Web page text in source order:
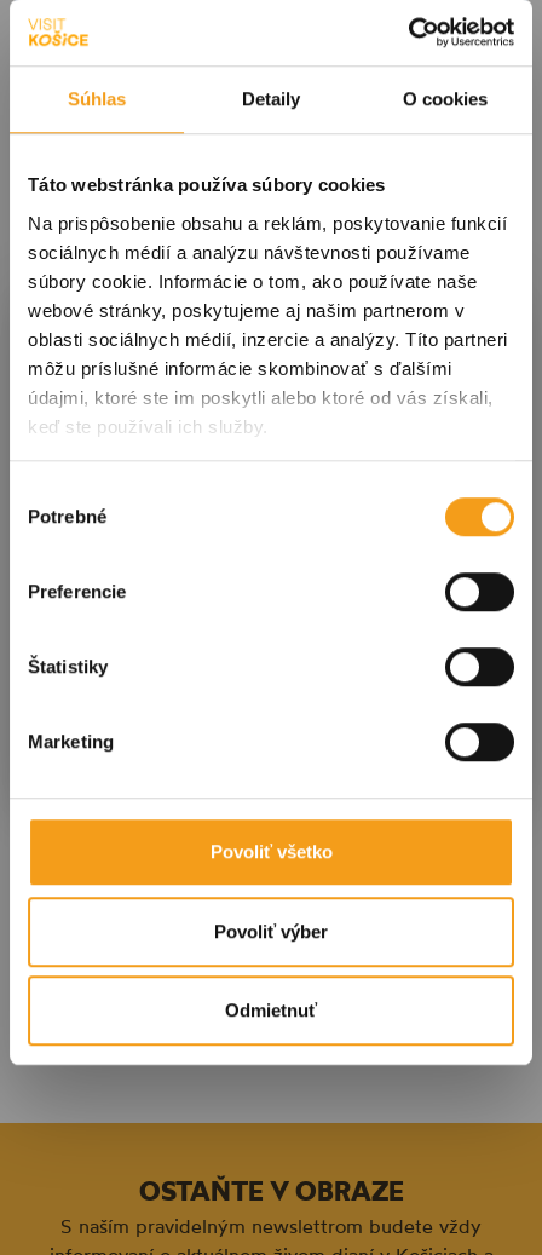
Súhlas Detaily O cookies
Táto webstránka používa súbory cookies
Na prispôsobenie obsahu a reklám, poskytovanie funkcií
sociálnych médií a analýzu návštevnosti používame
súbory cookie. Informácie o tom, ako používate naše
webové stránky, poskytujeme aj našim partnerom v
oblasti sociálnych médií, inzercie a analýzy. Títo partneri
môžu príslušné informácie skombinovať s ďalšími
údajmi, ktoré ste im poskytli alebo ktoré od vás získali,
keď ste používali ich služby.
súhlasu
Potrebné
Preferencie
Štatistiky
Marketing
Povoliť všetko
Povoliť výber
Odmietnuť
OSTAŇTE V OBRAZE
S naším pravidelným newslettrom budete vždy
Prihláste sa k odberu noviniek
S nami ste vždy v obraze! Prihláste sa na odber
noviniek a dostávajte tie
informácie o podujatiach a dianí v mestepriamo
spracovaním
Potvrdiť